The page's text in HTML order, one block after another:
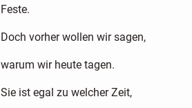
Feste.
Doch vorher wollen wir sagen,
warum wir heute tagen.
Sie ist egal zu welcher Zeit,